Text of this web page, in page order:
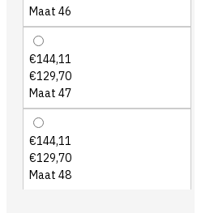
Maat 46
€144,11
€129,70
Maat 47
€144,11
€129,70
Maat 48